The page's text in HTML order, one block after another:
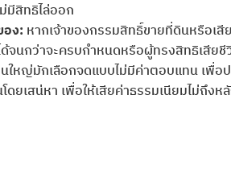
มีสิทธิไล่ออก
อง: หากเจ้าของกรรมสิทธิ์ขายที่ดินหรือเ
จนกว่าจะครบกำหนดหรือผู้ทรงสิทธิเสียชี
ใหญ่มักเลือกจดแบบไม่มีค่าตอบแทน เพื่อ
ดยเสน่หา เพื่อให้เสียค่าธรรมเนียมไม่ถึงห